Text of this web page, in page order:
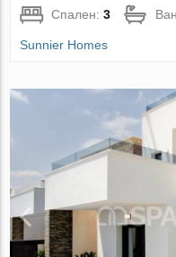
Спален:3
Sunnier Homes